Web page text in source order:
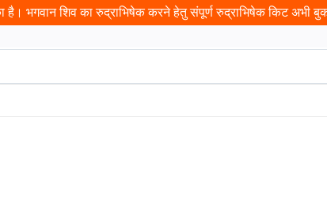
है। भगवान शिव का रुद्राभिषेक करने हेतु संपूर्ण रुद्राभिषेक किट अभी